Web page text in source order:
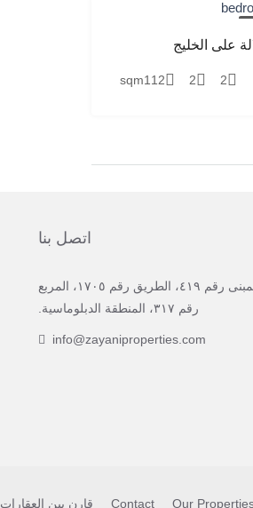
على الخليج
2
2
112
sqm
اتصل بنا
المبنى رقم ٤١٩، الطريق رقم ١٧٠٥، المربع
رقم ٣١٧، المنطقة الدبلوماسية.
info@zayaniproperties.com
Our
Contact قارن بين العقارات